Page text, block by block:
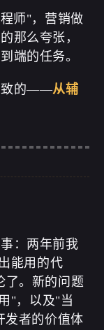
师"，营销做
那么夸张，
端的任务。
致的——从辅
：两年前我
能用的代
了。新的问题
"，以及"当
发者的价值体